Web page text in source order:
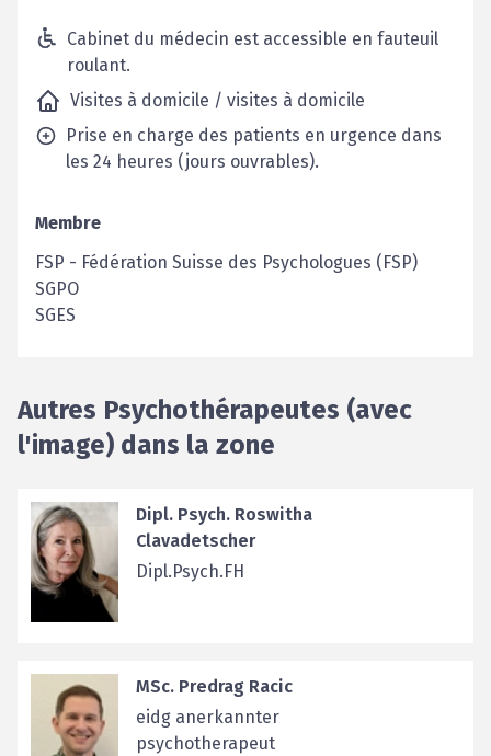
Cabinet du médecin est accessible en fauteuil
roulant.
Visites à domicile / visites à domicile
Prise en charge des patients en urgence dans
les 24 heures (jours ouvrables).
Membre
FSP - Fédération Suisse des Psychologues (FSP)
SGPO
SGES
Autres Psychothérapeutes (avec
l'image) dans la zone
Dipl. Psych. Roswitha
Clavadetscher
Dipl.Psych.FH
MSc. Predrag Racic
eidg anerkannter
psychotherapeut